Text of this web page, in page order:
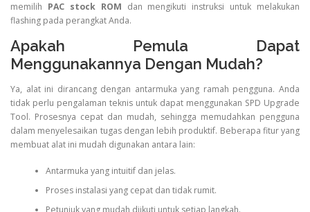
memilih PAC stock ROM dan mengikuti instruksi untuk melakukan
flashing pada perangkat Anda.
Apakah Pemula Dapat
Menggunakannya Dengan Mudah?
Ya, alat ini dirancang dengan antarmuka yang ramah pengguna. Anda
tidak perlu pengalaman teknis untuk dapat menggunakan SPD Upgrade
Tool. Prosesnya cepat dan mudah, sehingga memudahkan pengguna
dalam menyelesaikan tugas dengan lebih produktif. Beberapa fitur yang
membuat alat ini mudah digunakan antara lain:
Antarmuka yang intuitif dan jelas.
Proses instalasi yang cepat dan tidak rumit.
Petunjuk yang mudah diikuti untuk setiap langkah.